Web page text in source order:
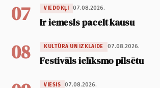
07 VIEDOKĻI 07.08.2026.
Ir iemesls pacelt kausu
08 KULTŪRA UN IZKLAIDE 07.08.2026.
Festivāls ielīksmo pilsētu
VIESIS 07.08.2026.